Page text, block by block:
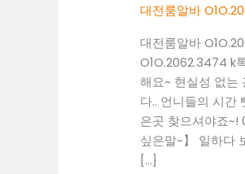
대전룸알바
대전룸알바
O1O.2062.3474 k
해요~ 현실성 없는
다.. 언니들의 시간
은곳 찾으셔야죠
싶은말~】 일하다
[…]
톡
ryboy3500
대
전
룸
싸
롱
알